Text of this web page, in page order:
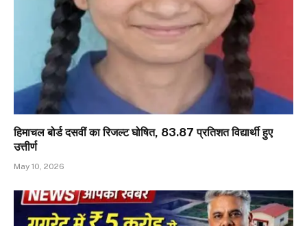
हिमाचल बोर्ड दसवीं का रिजल्ट घोषित, 83.87 प्रतिशत विद्यार्थी हुए
उत्तीर्ण
May 10, 2026